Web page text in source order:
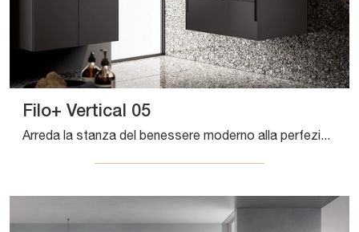
Filo+ Vertical 05
Arreda la stanza del benessere moderno alla perfezione con Filo+ Vertical 05, mobili bagno sospesi e oggetti in laccato opaco di Artesi.